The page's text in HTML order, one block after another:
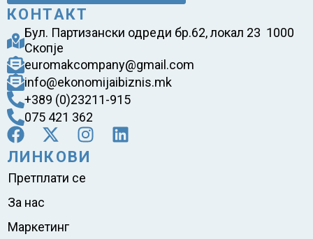
КОНТАКТ
Бул. Партизански одреди бр.62, локал 23 1000
Скопје
euromakcompany@gmail.com
info@ekonomijaibiznis.mk
+389 (0)23211-915
075 421 362
ЛИНКОВИ
Претплати се
За нас
Маркетинг